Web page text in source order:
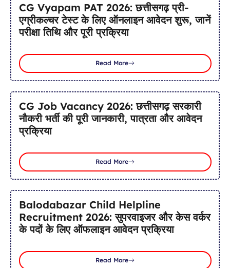
CG Vyapam PAT 2026: छत्तीसगढ़ प्री-
एग्रीकल्चर टेस्ट के लिए ऑनलाइन आवेदन शुरू, जानें
परीक्षा तिथि और पूरी प्रक्रिया
Read More
CG Job Vacancy 2026: छत्तीसगढ़ सरकारी
नौकरी भर्ती की पूरी जानकारी, पात्रता और आवेदन
प्रक्रिया
Read More
Balodabazar Child Helpline
Recruitment 2026: सुपरवाइजर और केस वर्कर
के पदों के लिए ऑफलाइन आवेदन प्रक्रिया
Read More